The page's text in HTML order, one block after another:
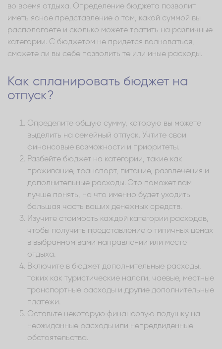
во время отдыха. Определение бюджета позволит
иметь ясное представление о том, какой суммой вы
располагаете и сколько можете тратить на различные
категории. С бюджетом не придется волноваться,
сможете ли вы себе позволить те или иные расходы.
Как спланировать бюджет на
отпуск?
Определите общую сумму, которую вы можете
выделить на семейный отпуск. Учтите свои
финансовые возможности и приоритеты.
Разбейте бюджет на категории, такие как
проживание, транспорт, питание, развлечения и
дополнительные расходы. Это поможет вам
лучше понять, на что именно будет уходить
большая часть ваших денежных средств.
Изучите стоимость каждой категории расходов,
чтобы получить представление о типичных ценах
в выбранном вами направлении или месте
отдыха.
Включите в бюджет дополнительные расходы,
таких как туристические налоги, чаевые, местные
транспортные расходы и другие дополнительные
платежи.
Оставьте некоторую финансовую подушку на
неожиданные расходы или непредвиденные
обстоятельства.